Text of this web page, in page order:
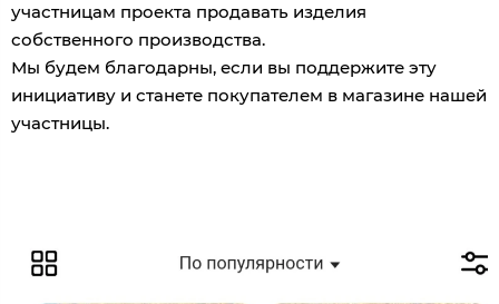
участницам проекта продавать изделия
собственного производства.
Мы будем благодарны, если вы поддержите эту
инициативу и станете покупателем в магазине нашей
участницы.